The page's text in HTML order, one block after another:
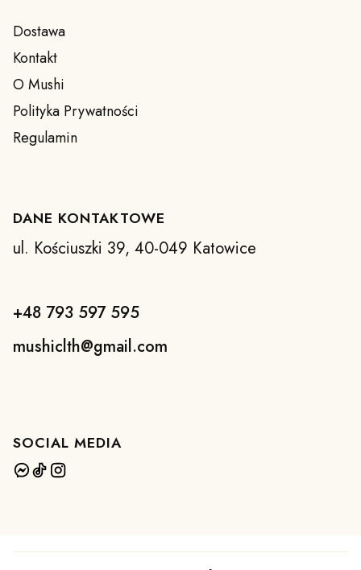
Dostawa
Kontakt
O Mushi
Polityka Prywatności
Regulamin
DANE KONTAKTOWE
ul. Kościuszki 39, 40-049 Katowice
+48 793 597 595
mushiclth@gmail.com
SOCIAL MEDIA